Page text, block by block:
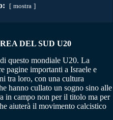
mostra
DEL SUD U20
questo mondiale U20. La
pagine importanti a Israele e
tra loro, con una cultura
hanno cullato un sogno sino alle
in campo non per il titolo ma per
aiuterà il movimento calcistico